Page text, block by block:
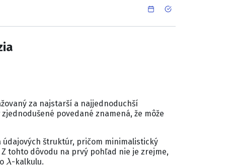
za najstarší a najjednoduchší
zjednodušené povedané znamená, že môže
štruktúr, pričom minimalistický
tohto dôvodu na prvý pohľad nie je zrejme,
λ
-kalkulu.